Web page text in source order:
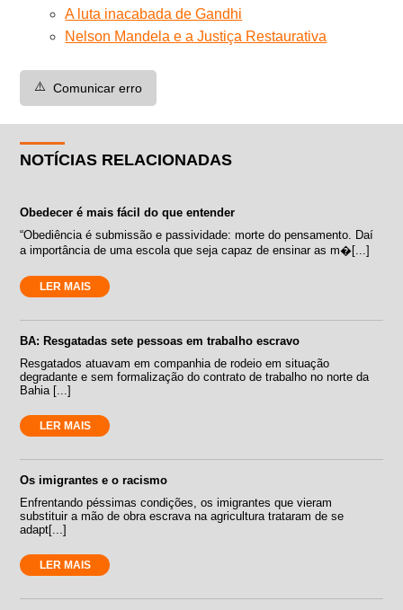
A luta inacabada de Gandhi
Nelson Mandela e a Justiça Restaurativa
⚠️ Comunicar erro
NOTÍCIAS RELACIONADAS
Obedecer é mais fácil do que entender
“Obediência é submissão e passividade: morte do pensamento. Daí
a importância de uma escola que seja capaz de ensinar as m�[...]
LER MAIS
BA: Resgatadas sete pessoas em trabalho escravo
Resgatados atuavam em companhia de rodeio em situação
degradante e sem formalização do contrato de trabalho no norte da
Bahia [...]
LER MAIS
Os imigrantes e o racismo
Enfrentando péssimas condições, os imigrantes que vieram
substituir a mão de obra escrava na agricultura trataram de se
adapt[...]
LER MAIS